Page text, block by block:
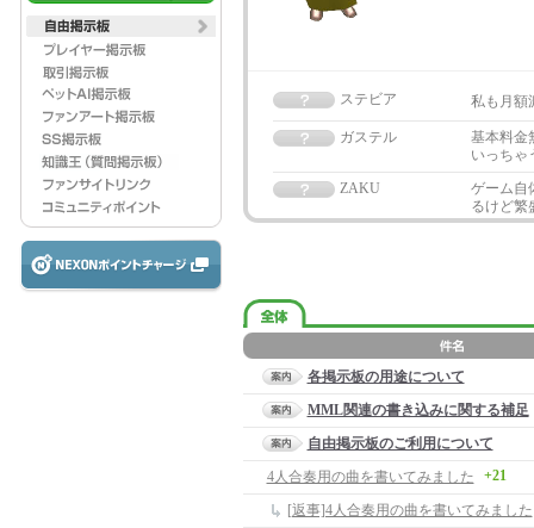
ステビア 私も月額
ガステル
基本料金
いっちゃ
ZAKU
ゲーム自
るけど繁
各掲示板の用途について
MML関連の書き込みに関する補足
自由掲示板のご利用について
4人合奏用の曲を書いてみました
+21
[返事]4人合奏用の曲を書いてみました